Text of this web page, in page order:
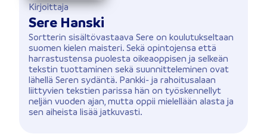
Kirjoittaja
Sere Hanski
Sortterin sisältövastaava Sere on koulutukseltaan
suomen kielen maisteri. Sekä opintojensa että
harrastustensa puolesta oikeaoppisen ja selkeän
tekstin tuottaminen sekä suunnitteleminen ovat
lähellä Seren sydäntä. Pankki- ja rahoitusalaan
liittyvien tekstien parissa hän on työskennellyt
neljän vuoden ajan, mutta oppii mielellään alasta ja
sen aiheista lisää jatkuvasti.